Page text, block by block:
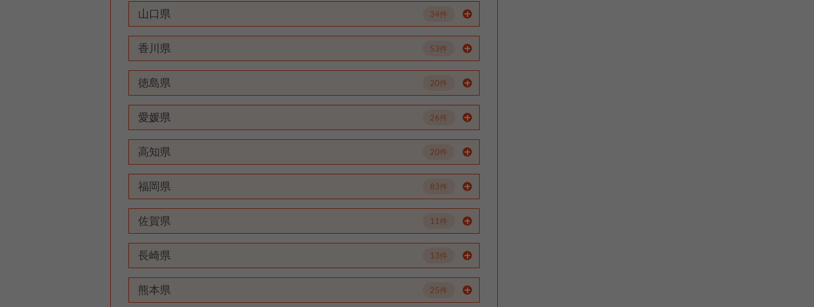
山口県 34件
香川県 53件
徳島県 20件
愛媛県 26件
高知県 20件
福岡県 83件
佐賀県 11件
長崎県 13件
熊本県 25件